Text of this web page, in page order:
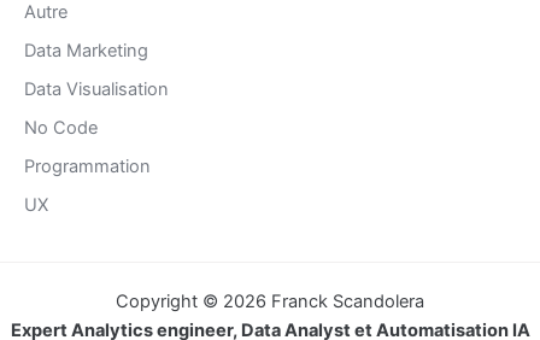
Autre
Data Marketing
Data Visualisation
No Code
Programmation
UX
Copyright © 2026 Franck Scandolera
Expert Analytics engineer, Data Analyst et Automatisation IA